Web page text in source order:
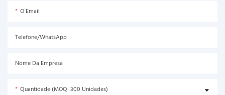
O Email
Telefone/WhatsApp
Nome Da Empresa
Quantidade (MOQ: 300 Unidades)